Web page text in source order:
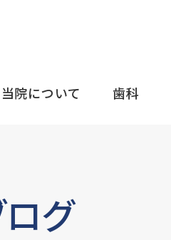
当院について 歯科
ログ